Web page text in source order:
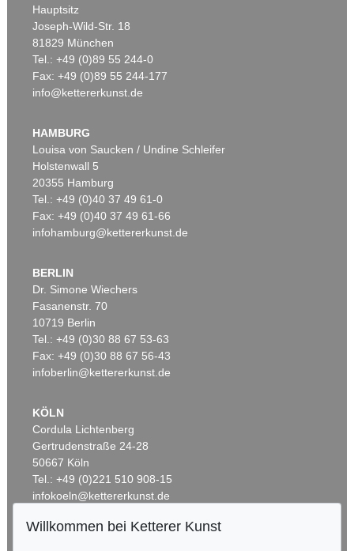
Auktion 429 - Lot 986
Ergebnis:€ 115.000
R. LICHTENSTEIN
Ohne Titel (Seascape) , 1964
Ergebnis:€ 105.600
Ergebnis:
Auktion 529 - Lot 161
Auktion 433 - Lot 943
Hauptsitz
Joseph-Wild-Str. 18
81829 München
Tel.: +49 (0)89 55 244-0
Fax: +49 (0)89 55 244-177
info@kettererkunst.de
HAMBURG
Louisa von Saucken / Undine Schleifer
Holstenwall 5
20355 Hamburg
Tel.: +49 (0)40 37 49 61-0
Fax: +49 (0)40 37 49 61-66
infohamburg@kettererkunst.de
BERLIN
Dr. Simone Wiechers
Fasanenstr. 70
10719 Berlin
Tel.: +49 (0)30 88 67 53-63
Fax: +49 (0)30 88 67 56-43
infoberlin@kettererkunst.de
KÖLN
Cordula Lichtenberg
Gertrudenstraße 24-28
50667 Köln
Tel.: +49 (0)221 510 908-15
infokoeln@kettererkunst.de
Willkommen bei Ketterer Kunst